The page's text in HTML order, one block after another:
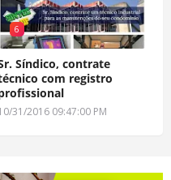
6
Síndico, contrate
com registro
31/2016 09:47:00 PM